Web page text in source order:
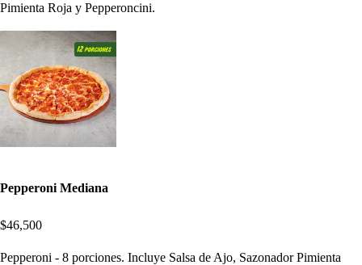
Pimienta Roja y Pepperoncini.
Pepperoni Mediana
$46,500
Pepperoni - 8 porciones. Incluye Salsa de Ajo, Sazonador Pimienta